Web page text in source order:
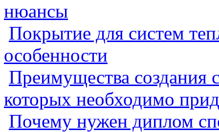
нюансы
Покрытие для систем
особенности
Преимущества создания
которых необходимо
Почему нужен диплом